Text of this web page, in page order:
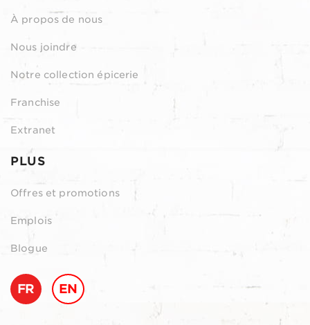
À propos de nous
Nous joindre
Notre collection épicerie
Franchise
Extranet
PLUS
Offres et promotions
Emplois
Blogue
FR EN